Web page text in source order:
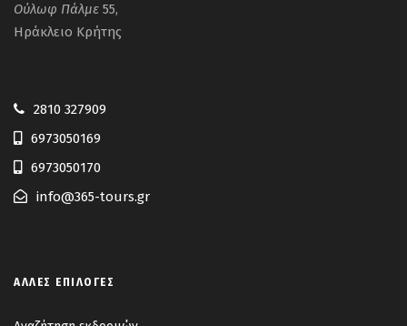
Τιμή κατ' άτομο:
Ούλωφ Πάλμε 55,
Ηράκλειο Κρήτης
2810 327909
6973050169
6973050170
info@365-tours.gr
ΆΛΛΕΣ ΕΠΙΛΟΓΈΣ